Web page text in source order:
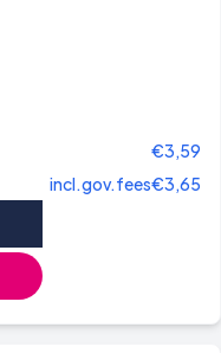
€3,59
incl.gov.fees€3,65